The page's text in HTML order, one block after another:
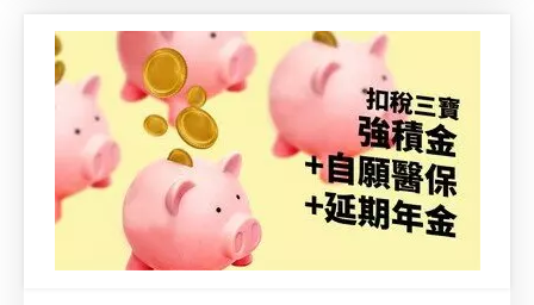
在「加多减少」、「加快减慢」的情况？